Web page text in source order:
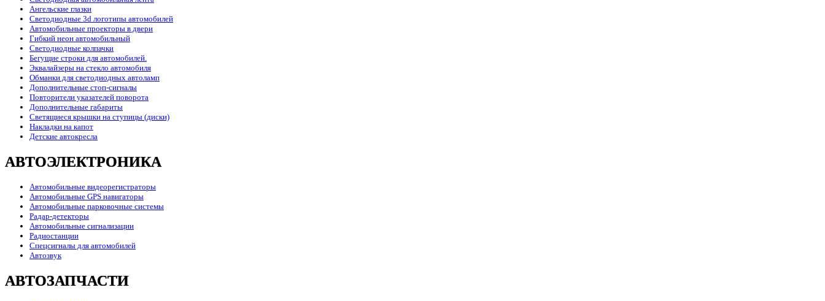
Ангельские глазки
Светодиодные 3d логотипы автомобилей
Автомобильные проекторы в двери
Гибкий неон автомобильный
Светодиодные колпачки
Бегущие строки для автомобилей.
Эквалайзеры на стекло автомобиля
Обманки для светодиодных автоламп
Дополнительные стоп-сигналы
Повторители указателей поворота
Дополнительные габариты
Светящиеся крышки на ступицы (диски)
Накладки на капот
Детские автокресла
АВТОЭЛЕКТРОНИКА
Автомобильные видеорегистраторы
Автомобильные GPS навигаторы
Автомобильные парковочные системы
Радар-детекторы
Автомобильные сигнализации
Радиостанции
Спецсигналы для автомобилей
Автозвук
АВТОЗАПЧАСТИ